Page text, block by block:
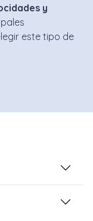
y
este tipo de